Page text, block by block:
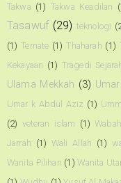
Takwa (1) Takwa Keadilan
Tasawuf (29) teknologi
(1) Ternate (1) Thaharah (1)
Kekayaan (1) Tragedi
Ulama Mekkah (3)
Umar k Abdul Aziz (1)
(2) veteran islam (1) Wabah
Jarrah (1) Wali Allah (1)
Wanita Pilihan (1) Wanita